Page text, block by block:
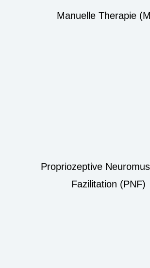
Manuelle Therapie
Propriozeptive
Fazilitation (PNF)